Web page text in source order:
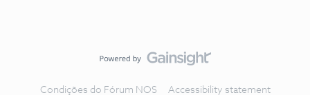
Condições do Fórum NOS Accessibility statement